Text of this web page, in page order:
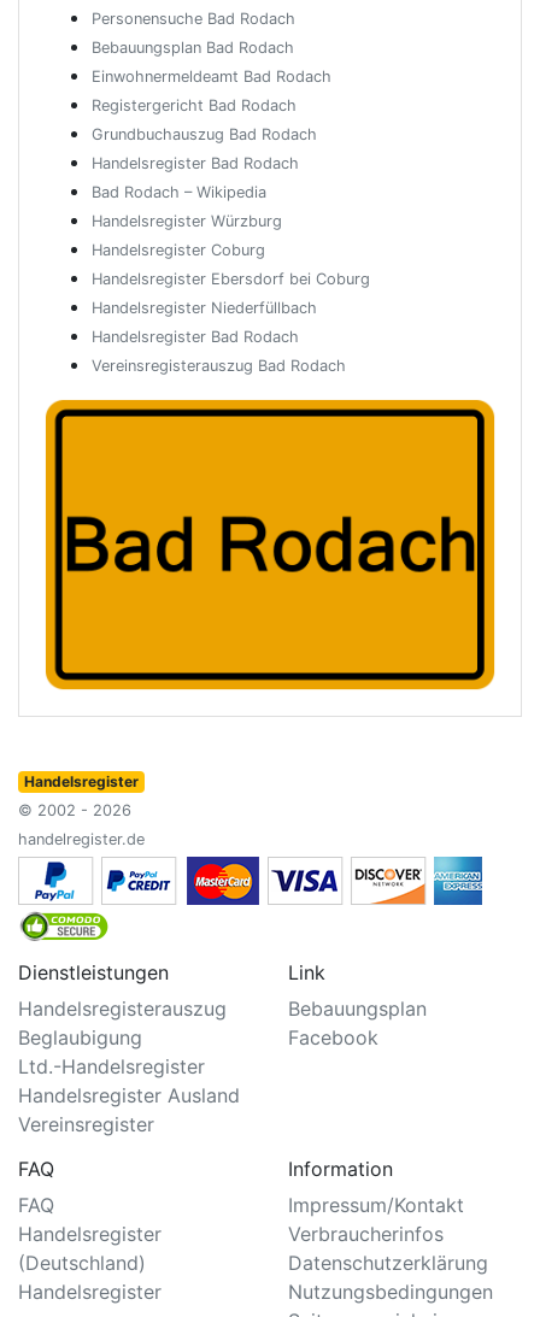
Personensuche Bad Rodach
Bebauungsplan Bad Rodach
Einwohnermeldeamt Bad Rodach
Registergericht Bad Rodach
Grundbuchauszug Bad Rodach
Handelsregister Bad Rodach
Bad Rodach – Wikipedia
Handelsregister Würzburg
Handelsregister Coburg
Handelsregister Ebersdorf bei Coburg
Handelsregister Niederfüllbach
Handelsregister Bad Rodach
Vereinsregisterauszug Bad Rodach
Handelsregister
© 2002 - 2026
handelregister.de
Dienstleistungen
Handelsregisterauszug
Beglaubigung
Ltd.-Handelsregister
Handelsregister Ausland
Vereinsregister
Link
Bebauungsplan
Facebook
FAQ
FAQ
Handelsregister
(Deutschland)
Handelsregister
Information
Impressum/Kontakt
Verbraucherinfos
Datenschutzerklärung
Nutzungsbedingungen